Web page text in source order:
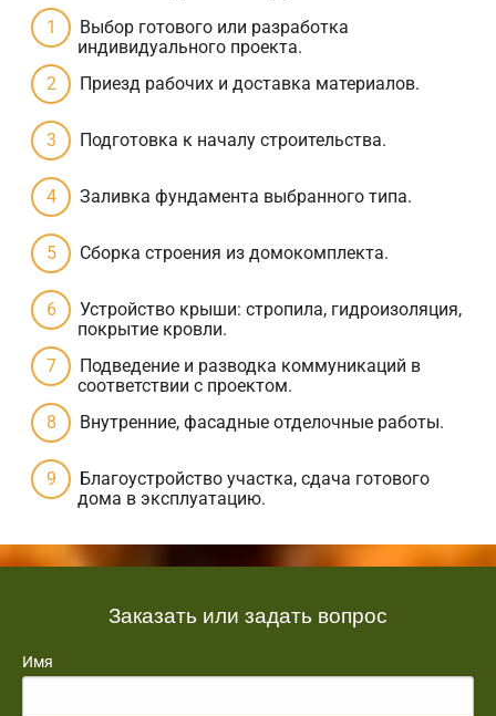
Выбор готового или разработка
индивидуального проекта.
Приезд рабочих и доставка материалов.
Подготовка к началу строительства.
Заливка фундамента выбранного типа.
Сборка строения из домокомплекта.
Устройство крыши: стропила, гидроизоляция,
покрытие кровли.
Подведение и разводка коммуникаций в
соответствии с проектом.
Внутренние, фасадные отделочные работы.
Благоустройство участка, сдача готового
дома в эксплуатацию.
Заказать или задать вопрос
Имя